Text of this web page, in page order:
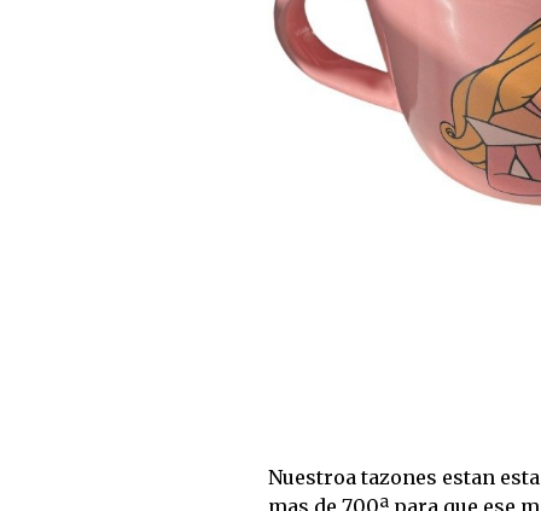
Nuestroa tazones estan